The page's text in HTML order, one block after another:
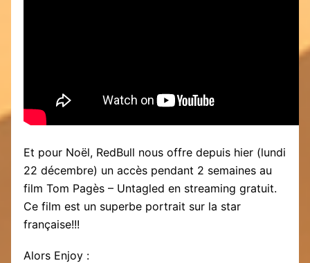
Et pour Noël, RedBull nous offre depuis hier (lundi
22 décembre) un accès pendant 2 semaines au
film Tom Pagès – Untagled en streaming gratuit.
Ce film est un superbe portrait sur la star
française!!!
Alors Enjoy :